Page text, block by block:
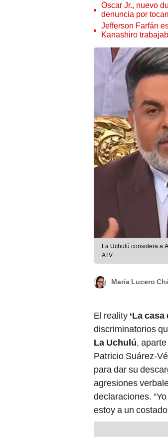
Óscar Jr., nuevo
denuncia por
Jefferson Farfán
Kanashiro
La Uchulú considera a
ATV
María Lucero
El reality ‘La casa
discriminatorios
La Uchulú,
Patricio Suárez-
para dar su
agresiones
declaraciones.
estoy a un